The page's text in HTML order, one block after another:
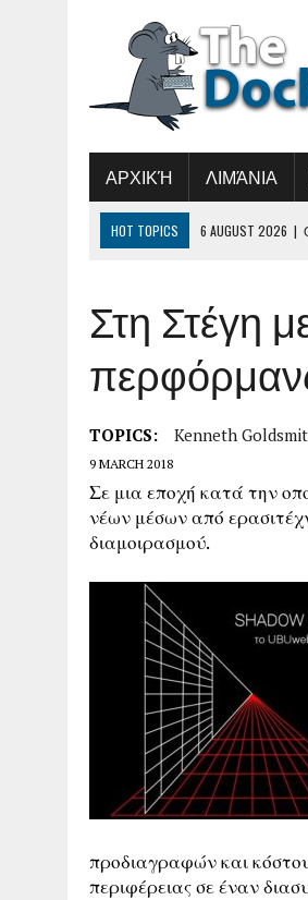
ΑΡΧΙΚΉ ΛΙΜΆΝΙΑ
HOT TOPICS 6 AUGUST 2026 |
ΣΥΝΆΝΤΗΣΗ
5 AUGUST 2026 | «ΕΛΛΗΝΙΚΉ
Ν ΑΝΑΝΈΩΣΗ ΤΟΥ
7 AUGUST 2026 | Η ΕΠΌΜΕΝΗ
Στη Στέγη
TOPICS: Kenneth
9 MARCH 2018
Σε μια εποχή κατά την
νέων μέσων από
διαμοιρασμού.
προδιαγραφών και
περιφέρειας σε έναν